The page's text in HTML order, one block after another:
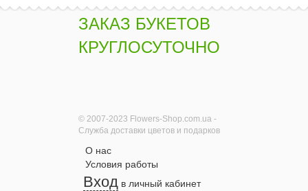
ЗАКАЗ БУКЕТОВ
КРУГЛОСУТОЧНО
© 2007-2023 Flowers-Shop.com.ua -
Служба доставки цветов и подарков
О нас
Условия работы
Вход в личный кабинет